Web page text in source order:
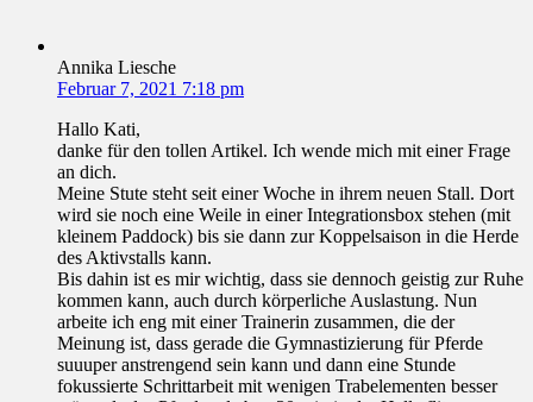
Annika Liesche
Februar 7, 2021 7:18 pm
Hallo Kati,
danke für den tollen Artikel. Ich wende mich mit einer Frage
an dich.
Meine Stute steht seit einer Woche in ihrem neuen Stall. Dort
wird sie noch eine Weile in einer Integrationsbox stehen (mit
kleinem Paddock) bis sie dann zur Koppelsaison in die Herde
des Aktivstalls kann.
Bis dahin ist es mir wichtig, dass sie dennoch geistig zur Ruhe
kommen kann, auch durch körperliche Auslastung. Nun
arbeite ich eng mit einer Trainerin zusammen, die der
Meinung ist, dass gerade die Gymnastizierung für Pferde
suuuper anstrengend sein kann und dann eine Stunde
fokussierte Schrittarbeit mit wenigen Trabelementen besser